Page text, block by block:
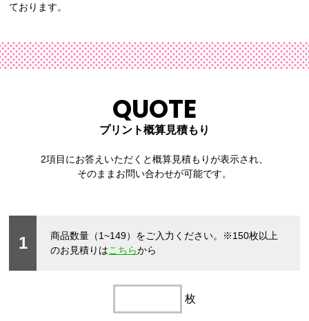
ております。
QUOTE
プリント概算見積もり
2項目にお答えいただくと概算見積もりが表示され、
そのままお問い合わせが可能です。
1 商品数量（1~149）をご入力ください。 ※150枚以上
のお見積りはこちらから
枚